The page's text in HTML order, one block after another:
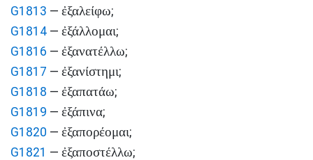
G1813 — ἐξαλείφω;
G1814 — ἐξάλλομαι;
G1816 — ἐξανατέλλω;
G1817 — ἐξανίστημι;
G1818 — ἐξαπατάω;
G1819 — ἐξάπινα;
G1820 — ἐξαπορέομαι;
G1821 — ἐξαποστέλλω;